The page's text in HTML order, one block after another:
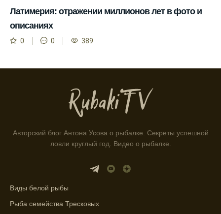
Информация о каждом типе рыбы в
приложении помогает выбрать наилучшие
места для рыбалки.
Прогноз клева учитывает влияние лунных
фаз и погодных условий на активность
Узнайте вероятности успешной ловли на
ближайшие дни с прогнозом клева.
График клева рыбы зависит от фаз луны и
Латимерия: отражении миллионов лет в фото и
описаниях
0 0 389
Авторский блог Антона Усова о рыбалке. Секреты успешной
ловли круглый год. Видео о рыбалке.
Виды белой рыбы
Рыба семейства Тресковых